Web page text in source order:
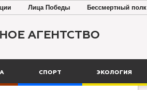
Лица Победы Бессмертный полк
АГЕНТСТВО
СПОРТ ЭКОЛОГИЯ